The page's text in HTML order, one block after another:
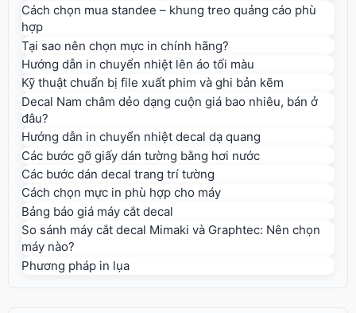
Cách chọn mua standee – khung treo quảng cáo phù
hợp
Tại sao nên chọn mực in chính hãng?
Hướng dẫn in chuyển nhiệt lên áo tối màu
Kỹ thuật chuẩn bị file xuất phim và ghi bản kẽm
Decal Nam châm dẻo dạng cuộn giá bao nhiêu, bán ở
đâu?
Hướng dẫn in chuyển nhiệt decal dạ quang
Các bước gỡ giấy dán tường bằng hơi nước
Các bước dán decal trang trí tường
Cách chọn mực in phù hợp cho máy
Bảng báo giá máy cắt decal
So sánh máy cắt decal Mimaki và Graphtec: Nên chọn
máy nào?
Phương pháp in lụa